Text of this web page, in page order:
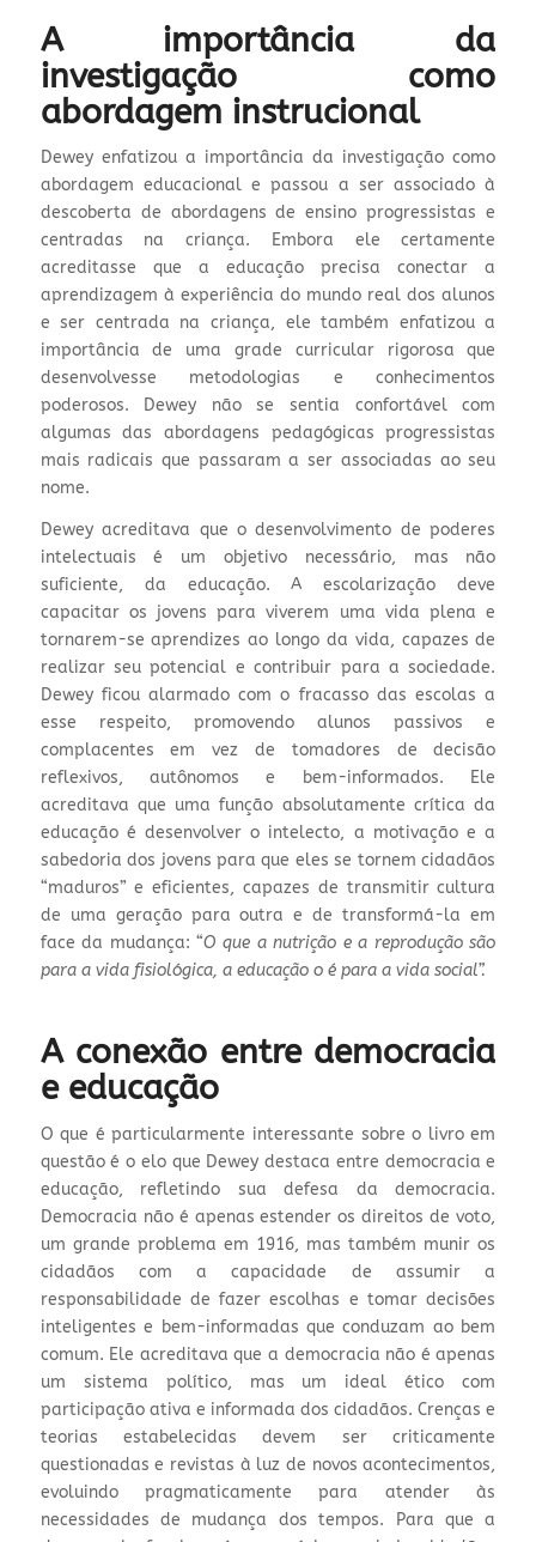
A importância da
investigação como
abordagem instrucional
Dewey enfatizou a importância da investigação como
abordagem educacional e passou a ser associado à
descoberta de abordagens de ensino progressistas e
centradas na criança. Embora ele certamente
acreditasse que a educação precisa conectar a
aprendizagem à experiência do mundo real dos alunos
e ser centrada na criança, ele também enfatizou a
importância de uma grade curricular rigorosa que
desenvolvesse metodologias e conhecimentos
poderosos. Dewey não se sentia confortável com
algumas das abordagens pedagógicas progressistas
mais radicais que passaram a ser associadas ao seu
nome.
Dewey acreditava que o desenvolvimento de poderes
intelectuais é um objetivo necessário, mas não
suficiente, da educação. A escolarização deve
capacitar os jovens para viverem uma vida plena e
tornarem-se aprendizes ao longo da vida, capazes de
realizar seu potencial e contribuir para a sociedade.
Dewey ficou alarmado com o fracasso das escolas a
esse respeito, promovendo alunos passivos e
complacentes em vez de tomadores de decisão
reflexivos, autônomos e bem-informados. Ele
acreditava que uma função absolutamente crítica da
educação é desenvolver o intelecto, a motivação e a
sabedoria dos jovens para que eles se tornem cidadãos
“maduros” e eficientes, capazes de transmitir cultura
de uma geração para outra e de transformá-la em
face da mudança: “O que a nutrição e a reprodução são
para a vida fisiológica, a educação o é para a vida social”.
A conexão entre democracia
e educação
O que é particularmente interessante sobre o livro em
questão é o elo que Dewey destaca entre democracia e
educação, refletindo sua defesa da democracia.
Democracia não é apenas estender os direitos de voto,
um grande problema em 1916, mas também munir os
cidadãos com a capacidade de assumir a
responsabilidade de fazer escolhas e tomar decisões
inteligentes e bem-informadas que conduzam ao bem
comum. Ele acreditava que a democracia não é apenas
um sistema político, mas um ideal ético com
participação ativa e informada dos cidadãos. Crenças e
teorias estabelecidas devem ser criticamente
questionadas e revistas à luz de novos acontecimentos,
evoluindo pragmaticamente para atender às
necessidades de mudança dos tempos. Para que a